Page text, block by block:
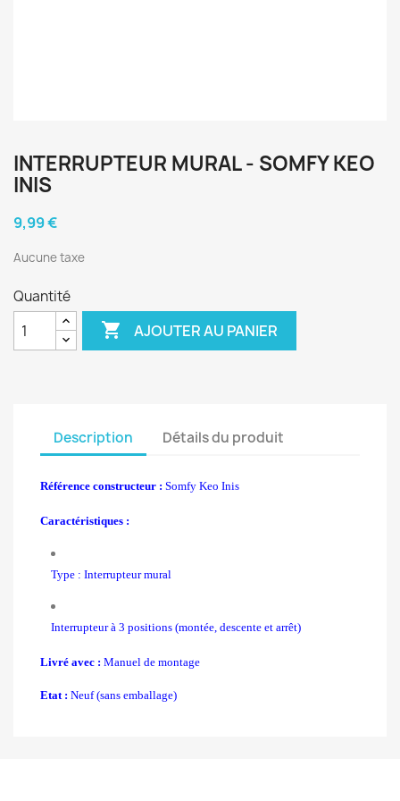
INTERRUPTEUR MURAL - SOMFY KEO
INIS
9,99 €
Aucune taxe
Quantité
 AJOUTER AU PANIER
Description Détails du produit
Référence constructeur : Somfy Keo Inis
Caractéristiques :
Type : Interrupteur mural
Interrupteur à 3 positions (montée, descente et arrêt)
Livré avec : Manuel de montage
Etat : Neuf (sans emballage)